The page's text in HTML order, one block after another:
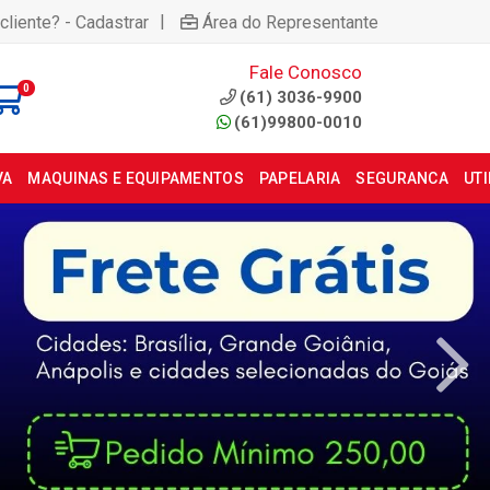
- Cadastrar | Área do Representante
0
Fale Conosco
(61) 3036-9900
(61)99800-0010
MAQUINAS E EQUIPAMENTOS PAPELARIA SEGURANCA